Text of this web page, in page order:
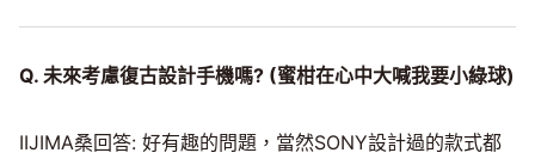
Q. 未來考慮復古設計手機嗎? (蜜柑在心中大喊我要小綠球)
IIJIMA桑回答: 好有趣的問題，當然SONY設計過的款式都